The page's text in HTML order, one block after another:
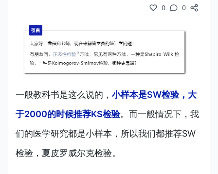
0 0
一般教科书是这么说的， 小样本是SW检验，大
于2000的时候推荐KS检验。而一般情况下，我
们的医学研究都是小样本，所以我们都推荐SW
检验，夏皮罗威尔克检验。